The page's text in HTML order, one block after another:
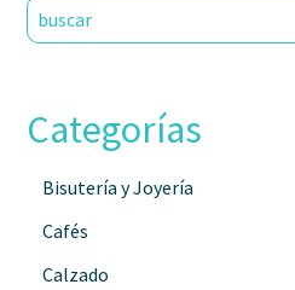
Categorías
Bisutería y Joyería
Cafés
Calzado